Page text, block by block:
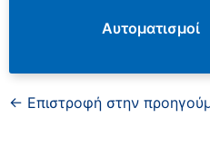
Αυτοματισμοί
← Επιστροφή στην